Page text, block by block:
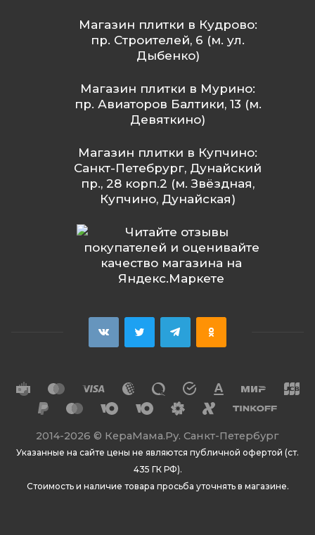
Магазин плитки в Кудрово:
пр. Строителей, 6 (м. ул.
Дыбенко)
Магазин плитки в Мурино:
пр. Авиаторов Балтики, 13 (м.
Девяткино)
Магазин плитки в Купчино:
Санкт-Петебрург, Дунайский
пр., 28 корп.2 (м. Звёздная,
Купчино, Дунайская)
2014-2026 © КераМама.Ру. Санкт-Петербург
Указанные на сайте цены не являются публичной офертой (ст.
435 ГК РФ).
Стоимость и наличие товара просьба уточнять в магазине.